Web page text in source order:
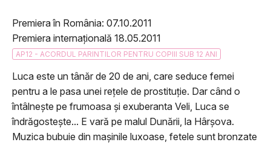
Premiera în România: 07.10.2011
Premiera internațională 18.05.2011
AP12 - ACORDUL PARINTILOR PENTRU COPIII SUB 12 ANI
Luca este un tânăr de 20 de ani, care seduce femei
pentru a le pasa unei rețele de prostituție. Dar când o
întâlnește pe frumoasa și exuberanta Veli, Luca se
îndrăgostește... E vară pe malul Dunării, la Hârșova.
Muzica bubuie din mașinile luxoase, fetele sunt bronzate